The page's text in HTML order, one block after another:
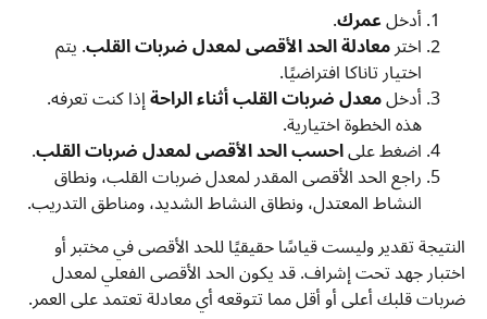
أدخلعمرك.
اخترمعادلة الحد الأقصى لمعدل ضربات القلب. يتم
اختيار تاناكا افتراضيًا.
أدخلمعدل ضربات القلب أثناء الراحةإذا كنت تعرفه.
هذه الخطوة اختيارية.
اضغط علىاحسب الحد الأقصى لمعدل ضربات القلب.
راجع الحد الأقصى المقدر لمعدل ضربات القلب، ونطاق
النشاط المعتدل، ونطاق النشاط الشديد، ومناطق التدريب.
النتيجة تقدير وليست قياسًا حقيقيًا للحد الأقصى في مختبر أو
اختبار جهد تحت إشراف. قد يكون الحد الأقصى الفعلي لمعدل
ضربات قلبك أعلى أو أقل مما تتوقعه أي معادلة تعتمد على العمر.